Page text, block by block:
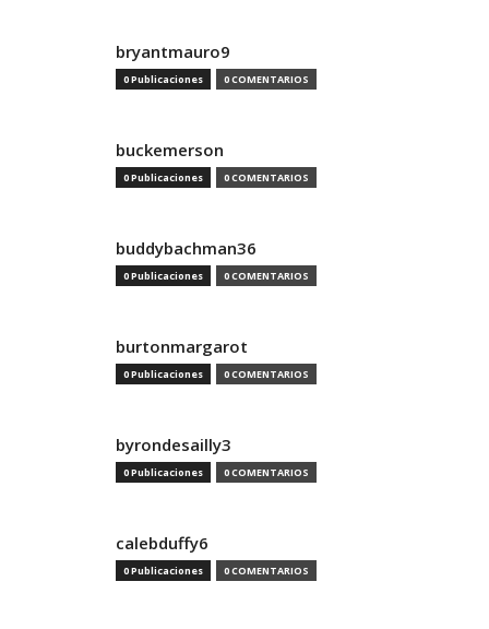
bryantmauro9
0 Publicaciones 0 COMENTARIOS
buckemerson
0 Publicaciones 0 COMENTARIOS
buddybachman36
0 Publicaciones 0 COMENTARIOS
burtonmargarot
0 Publicaciones 0 COMENTARIOS
byrondesailly3
0 Publicaciones 0 COMENTARIOS
calebduffy6
0 Publicaciones 0 COMENTARIOS